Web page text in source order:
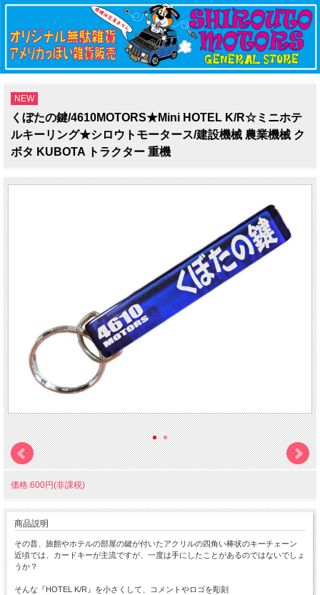
NEW
くぼたの鍵/4610MOTORS★Mini HOTEL K/R☆ミニホテ
ルキーリング★シロウトモータース/建設機械 農業機械 ク
ボタ KUBOTA トラクター 重機
価格:600円(非課税)
商品説明
その昔、旅館やホテルの部屋の鍵が付いたアクリルの四角い棒状のキーチェーン
近頃では、カードキーが主流ですが、一度は手にしたことがあるのではないでしょ
うか？
そんな『HOTEL K/R』を小さくして、コメントやロゴを彫刻